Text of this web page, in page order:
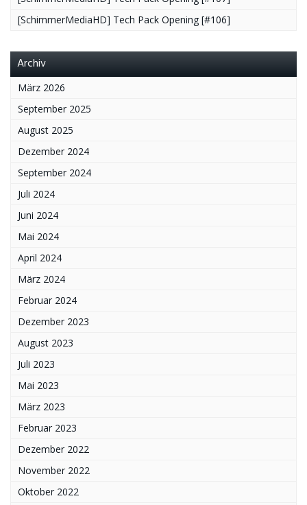
[SchimmerMediaHD] Tech Pack Opening [#106]
Archiv
März 2026
September 2025
August 2025
Dezember 2024
September 2024
Juli 2024
Juni 2024
Mai 2024
April 2024
März 2024
Februar 2024
Dezember 2023
August 2023
Juli 2023
Mai 2023
März 2023
Februar 2023
Dezember 2022
November 2022
Oktober 2022